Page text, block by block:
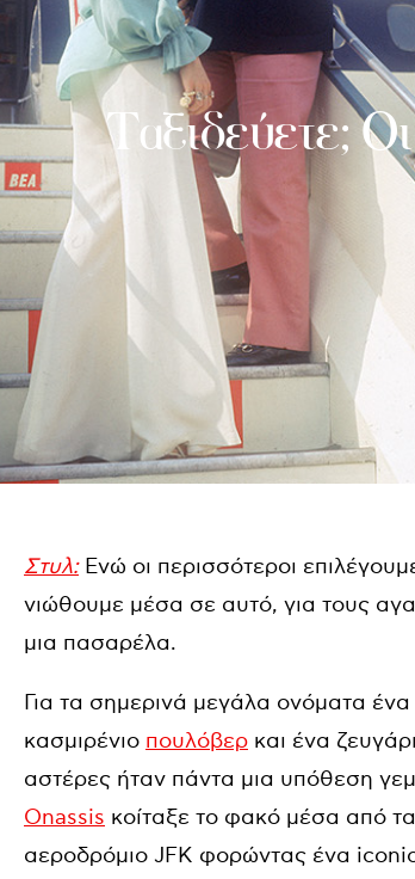
Ταξιδεύετε;
Στυλ:Ενώ οι περισσότεροι
νιώθουμε μέσα σε αυτό, για τους
μια πασαρέλα.
Για τα σημερινά μεγάλα ονόματα
κασμιρένιο πουλόβερ και ένα
αστέρες ήταν πάντα μια υπόθεση
Onassis κοίταξε το φακό μέσα από
αεροδρόμιο JFK φορώντας ένα